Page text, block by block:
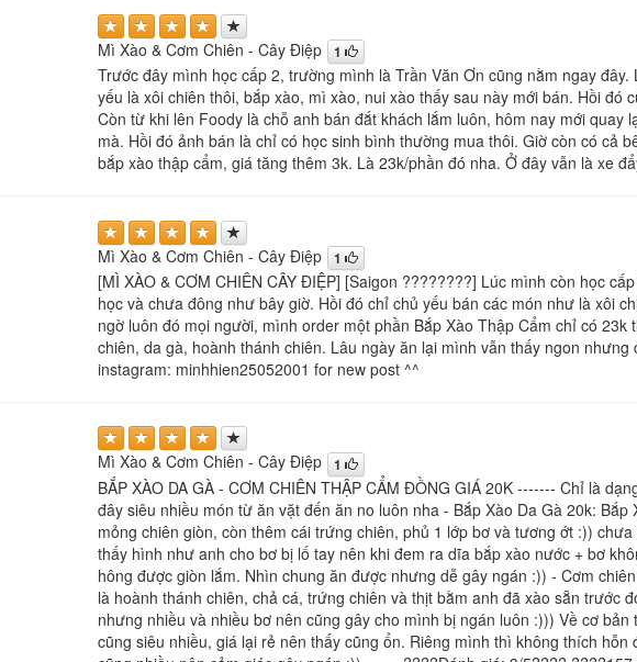
Mì Xào & Cơm Chiên - Cây Điệp 1
Trước đây mình học cấp 2, trường mình là Trần Văn Ơn cũng nằm ngay
yếu là xôi chiên thôi, bắp xào, mì xào, nui xào thấy sau này mới bán. Hồi
Còn từ khi lên Foody là chỗ anh bán đắt khách lắm luôn, hôm nay mới
mà. Hồi đó ảnh bán là chỉ có học sinh bình thường mua thôi. Giờ còn có cả
bắp xào thập cẩm, giá tăng thêm 3k. Là 23k/phần đó nha. Ở đây vẫn là xe
Mì Xào & Cơm Chiên - Cây Điệp 1
[MÌ XÀO & CƠM CHIÊN CÂY ĐIỆP] [Saigon ????????] Lúc mình còn học
học và chưa đông như bây giờ. Hồi đó chỉ chủ yếu bán các món như là xôi
ngờ luôn đó mọi người, mình order một phần Bắp Xào Thập Cẩm chỉ có
chiên, da gà, hoành thánh chiên. Lâu ngày ăn lại mình vẫn thấy ngon
instagram: minhhien25052001 for new post ^^
Mì Xào & Cơm Chiên - Cây Điệp 1
BẮP XÀO DA GÀ - CƠM CHIÊN THẬP CẨM ĐỒNG GIÁ 20K ------- Chỉ là
đây siêu nhiều món từ ăn vặt đến ăn no luôn nha - Bắp Xào Da Gà 20k:
mỏng chiên giòn, còn thêm cái trứng chiên, phủ 1 lớp bơ và tương ớt :))
thấy hình như anh cho bơ bị lố tay nên khi đem ra dĩa bắp xào nước + bơ
hông được giòn lắm. Nhìn chung ăn được nhưng dễ gây ngán :)) - Cơm
là hoành thánh chiên, chả cá, trứng chiên và thịt bằm anh đã xào sẵn
nhưng nhiều và nhiều bơ nên cũng gây cho mình bị ngán luôn :))) Về cơ
cũng siêu nhiều, giá lại rẻ nên thấy cũng ổn. Riêng mình thì không thích